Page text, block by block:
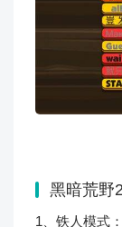
黑暗荒野
1、铁人模式